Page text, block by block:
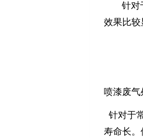
针对
效果比较
喷漆废气
针对于
寿命长。